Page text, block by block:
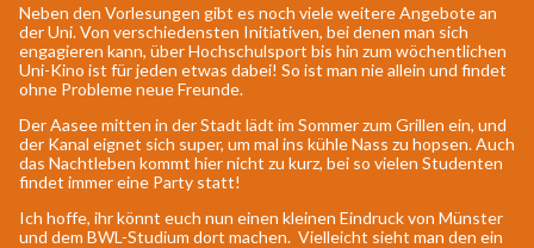
Neben den Vorlesungen gibt es noch viele weitere Angebote an
der Uni. Von verschiedensten Initiativen, bei denen man sich
engagieren kann, über Hochschulsport bis hin zum wöchentlichen
Uni-Kino ist für jeden etwas dabei! So ist man nie allein und findet
ohne Probleme neue Freunde.
Der Aasee mitten in der Stadt lädt im Sommer zum Grillen ein, und
der Kanal eignet sich super, um mal ins kühle Nass zu hopsen. Auch
das Nachtleben kommt hier nicht zu kurz, bei so vielen Studenten
findet immer eine Party statt!
Ich hoffe, ihr könnt euch nun einen kleinen Eindruck von Münster
und dem BWL-Studium dort machen. Vielleicht sieht man den ein